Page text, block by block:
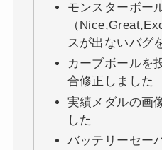
モンスターボー
（
スが出ないバグ
カーブボールを
合修正しました
実績メダルの画
した
バッテリーセー